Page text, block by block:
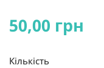
50,00 грн
Кількість